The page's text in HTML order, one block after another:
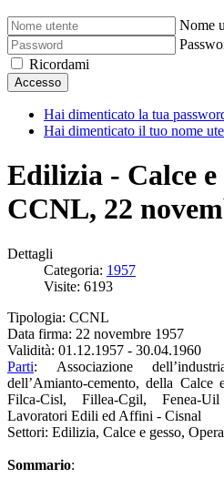
Nome
Ricordami
Accesso
Hai dimenticato la tua
Hai dimenticato il tuo nome
Edilizia - Calce e
CCNL, 22
Dettagli
Categoria: 1957
Visite: 6193
Tipologia: CCNL
Data firma: 22 novembre 1957
Validità: 01.12.1957 - 30.04.1960
Parti: Associazione
dell’Amianto-cemento, della
Filca-Cisl, Fillea-Cgil, Fenea-
Lavoratori Edili ed Affini - Cisnal
Settori: Edilizia, Calce e gesso,
Sommario: